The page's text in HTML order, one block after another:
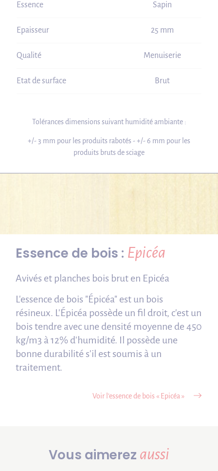
Essence Sapin
Epaisseur 25 mm
Qualité Menuiserie
Etat de surface Brut
Tolérances dimensions suivant humidité ambiante :
+/- 3 mm pour les produits rabotés - +/- 6 mm pour les
produits bruts de sciage
Essence de bois : Epicéa
Avivés et planches bois brut en Epicéa
L'essence de bois "Épicéa" est un bois
résineux. L'Épicéa possède un fil droit, c'est un
bois tendre avec une densité moyenne de 450
kg/m3 à 12% d'humidité. Il possède une
bonne durabilité s'il est soumis à un
traitement.
Voir l’essence de bois « Epicéa »
Vous aimerez aussi